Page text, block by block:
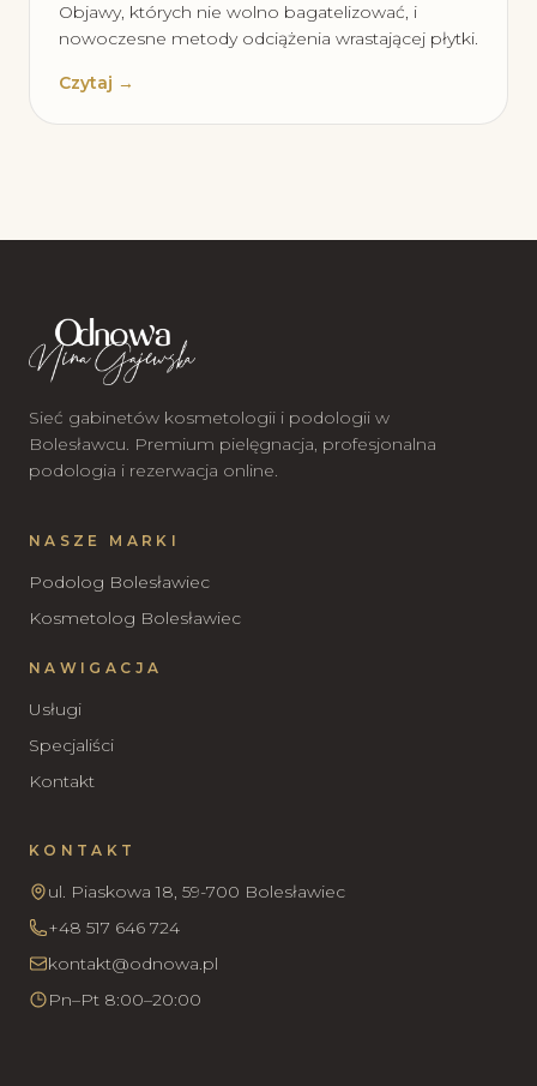
Objawy, których nie wolno bagatelizować, i
nowoczesne metody odciążenia wrastającej płytki.
Czytaj →
Sieć gabinetów kosmetologii i podologii w
Bolesławcu. Premium pielęgnacja, profesjonalna
podologia i rezerwacja online.
NASZE MARKI
Podolog Bolesławiec
Kosmetolog Bolesławiec
NAWIGACJA
Usługi
Specjaliści
Kontakt
KONTAKT
ul. Piaskowa 18, 59-700 Bolesławiec
+48 517 646 724
kontakt@odnowa.pl
Pn–Pt 8:00–20:00